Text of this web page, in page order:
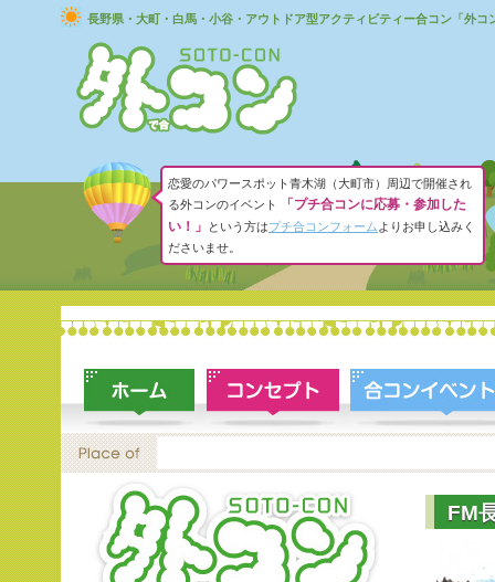
長野県・大町・白馬・小谷・アウトドア型アクティビティー合コン「外コ
恋愛のパワースポット青木湖（大町市）周辺で開催され
る外コンのイベント
「プチ合コンに応募・参加した
い！」
という方はプチ合コンフォーム よりお申し込みく
ださいませ。
FM